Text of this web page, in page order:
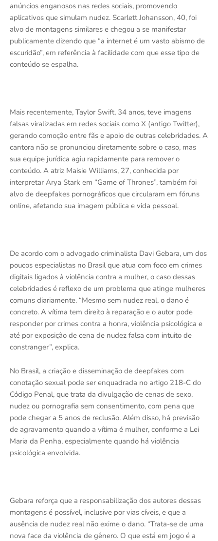
anúncios enganosos nas redes sociais, promovendo
aplicativos que simulam nudez. Scarlett Johansson, 40, foi
alvo de montagens similares e chegou a se manifestar
publicamente dizendo que “a internet é um vasto abismo de
escuridão”, em referência à facilidade com que esse tipo de
conteúdo se espalha.
Mais recentemente, Taylor Swift, 34 anos, teve imagens
falsas viralizadas em redes sociais como X (antigo Twitter),
gerando comoção entre fãs e apoio de outras celebridades. A
cantora não se pronunciou diretamente sobre o caso, mas
sua equipe jurídica agiu rapidamente para remover o
conteúdo. A atriz Maisie Williams, 27, conhecida por
interpretar Arya Stark em “Game of Thrones”, também foi
alvo de deepfakes pornográficos que circularam em fóruns
online, afetando sua imagem pública e vida pessoal.
De acordo com o advogado criminalista Davi Gebara, um dos
poucos especialistas no Brasil que atua com foco em crimes
digitais ligados à violência contra a mulher, o caso dessas
celebridades é reflexo de um problema que atinge mulheres
comuns diariamente. “Mesmo sem nudez real, o dano é
concreto. A vítima tem direito à reparação e o autor pode
responder por crimes contra a honra, violência psicológica e
até por exposição de cena de nudez falsa com intuito de
constranger”, explica.
No Brasil, a criação e disseminação de deepfakes com
conotação sexual pode ser enquadrada no artigo 218-C do
Código Penal, que trata da divulgação de cenas de sexo,
nudez ou pornografia sem consentimento, com pena que
pode chegar a 5 anos de reclusão. Além disso, há previsão
de agravamento quando a vítima é mulher, conforme a Lei
Maria da Penha, especialmente quando há violência
psicológica envolvida.
Gebara reforça que a responsabilização dos autores dessas
montagens é possível, inclusive por vias cíveis, e que a
ausência de nudez real não exime o dano. “Trata-se de uma
nova face da violência de gênero. O que está em jogo é a